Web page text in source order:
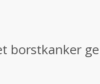
borstkanker